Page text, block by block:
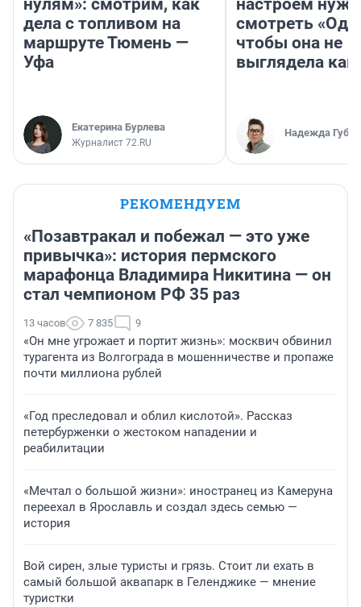
нулям»: смотрим, как
дела с топливом на
маршруте Тюмень —
Уфа
Екатерина Бурлева
Журналист 72.RU
настроем
смотреть
чтобы она не
выглядела как
Надежда
РЕКОМЕНДУЕМ
«Позавтракал и побежал — это уже
привычка»: история пермского
марафонца Владимира Никитина — он
стал чемпионом РФ 35 раз
13 часов 7 835 9
«Он мне угрожает и портит жизнь»: москвич обвинил
турагента из Волгограда в мошенничестве и пропаже
почти миллиона рублей
«Год преследовал и облил кислотой». Рассказ
петербурженки о жестоком нападении и
реабилитации
«Мечтал о большой жизни»: иностранец из Камеруна
переехал в Ярославль и создал здесь семью —
история
Вой сирен, злые туристы и грязь. Стоит ли ехать в
самый большой аквапарк в Геленджике — мнение
туристки